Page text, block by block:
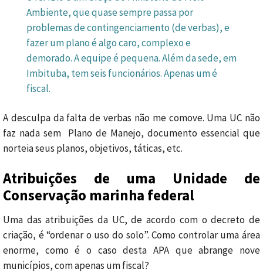
Ambiente, que quase sempre passa por
problemas de contingenciamento (de verbas), e
fazer um plano é algo caro, complexo e
demorado. A equipe é pequena. Além da sede, em
Imbituba, tem seis funcionários. Apenas um é
fiscal.
A desculpa da falta de verbas não me comove. Uma UC não
faz nada sem Plano de Manejo, documento essencial que
norteia seus planos, objetivos, táticas, etc.
Atribuições de uma Unidade de
Conservação marinha federal
Uma das atribuições da UC, de acordo com o decreto de
criação, é “ordenar o uso do solo”. Como controlar uma área
enorme, como é o caso desta APA que abrange nove
municípios, com apenas um fiscal?